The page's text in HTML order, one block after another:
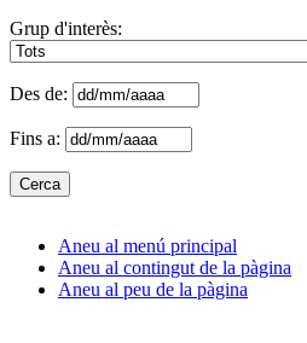
Grup d'interès:
Des de:
Fins a:
Aneu al menú principal
Aneu al contingut de la pàgina
Aneu al peu de la pàgina